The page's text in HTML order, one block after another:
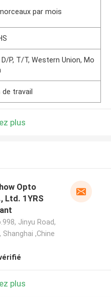
par mois
D/P, T/T, Western Union, Mo
de travail
plus
Opto
Ltd. 1YRS
Jinyu Road,
,Chine
plus